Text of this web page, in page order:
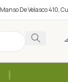
De Velasco 410,